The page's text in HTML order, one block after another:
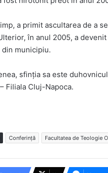
a primit ascultarea de a
în anul 2005, a
din municipiu.
sfinția sa este
Filiala Cluj-Napoca.
Conferință Facultatea de Teologie